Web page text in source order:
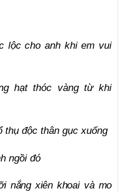
lộc cho anh khi em vui
hạt thóc vàng từ khi
thụ độc thân gục xuống
ngồi đó
nắng xiên khoai và mo